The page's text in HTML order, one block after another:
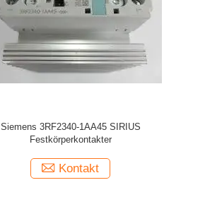
Siemens 3RF2340-1AA45 SIRIUS
Festkörperkontakter
Kontakt